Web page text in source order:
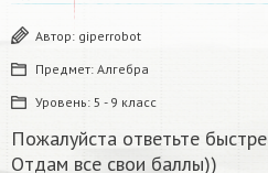
Автор: giperrobot
Предмет: Алгебра
Уровень: 5 - 9 класс
Пожалуйста ответьте
Отдам все свои баллы))